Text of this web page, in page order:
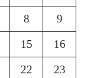
8 9
15 16
22 23